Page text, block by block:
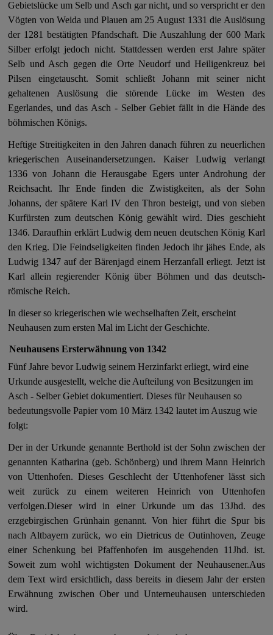
Gebietslücke um Selb und Asch gar nicht, und so verspricht er den
Vögten von Weida und Plauen am 25 August 1331 die Auslösung
der 1281 bestätigten Pfandschaft. Die Auszahlung der 600 Mark
Silber erfolgt jedoch nicht. Stattdessen werden erst Jahre später
Selb und Asch gegen die Orte Neudorf und Heiligenkreuz bei
Pilsen eingetauscht. Somit schließt Johann mit seiner nicht
gehaltenen Auslösung die störende Lücke im Westen des
Egerlandes, und das Asch - Selber Gebiet fällt in die Hände des
böhmischen Königs.
Heftige Streitigkeiten in den Jahren danach führen zu neuerlichen
kriegerischen Auseinandersetzungen. Kaiser Ludwig verlangt
1336 von Johann die Herausgabe Egers unter Androhung der
Reichsacht. Ihr Ende finden die Zwistigkeiten, als der Sohn
Johanns, der spätere Karl IV den Thron besteigt, und von sieben
Kurfürsten zum deutschen König gewählt wird. Dies geschieht
1346. Daraufhin erklärt Ludwig dem neuen deutschen König Karl
den Krieg. Die Feindseligkeiten finden Jedoch ihr jähes Ende, als
Ludwig 1347 auf der Bärenjagd einem Herzanfall erliegt. Jetzt ist
Karl allein regierender König über Böhmen und das deutsch-
römische Reich.
In dieser so kriegerischen wie wechselhaften Zeit, erscheint
Neuhausen zum ersten Mal im Licht der Geschichte.
Neuhausens Ersterwähnung von 1342
Fünf Jahre bevor Ludwig seinem Herzinfarkt erliegt, wird eine
Urkunde ausgestellt, welche die Aufteilung von Besitzungen im
Asch - Selber Gebiet dokumentiert. Dieses für Neuhausen so
bedeutungsvolle Papier vom 10 März 1342 lautet im Auszug wie
folgt:
Der in der Urkunde genannte Berthold ist der Sohn zwischen der
genannten Katharina (geb. Schönberg) und ihrem Mann Heinrich
von Uttenhofen. Dieses Geschlecht der Uttenhofener lässt sich
weit zurück zu einem weiteren Heinrich von Uttenhofen
verfolgen.Dieser wird in einer Urkunde um das 13Jhd. des
erzgebirgischen Grünhain genannt. Von hier führt die Spur bis
nach Altbayern zurück, wo ein Dietricus de Outinhoven, Zeuge
einer Schenkung bei Pfaffenhofen im ausgehenden 11Jhd. ist.
Soweit zum wohl wichtigsten Dokument der Neuhausener.Aus
dem Text wird ersichtlich, dass bereits in diesem Jahr der ersten
Erwähnung zwischen Ober und Unterneuhausen unterschieden
wird.